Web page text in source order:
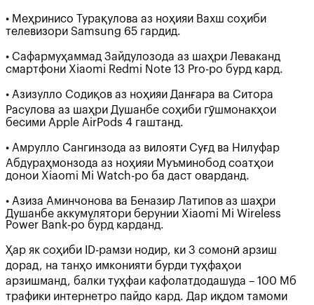
• Меҳринисо Турақулова аз ноҳияи Вахш соҳиби
телевизори Samsung 65 гардид.
• Сафармуҳаммад Зайдулозода аз шаҳри Леваканд
смартфони Xiaomi Redmi Note 13 Pro-ро бурд кард.
• Азизулло Содиқов аз ноҳияи Данғара ва Ситора
Расулова аз шаҳри Душанбе соҳиби гӯшмонакҳои
бесими Apple AirPods 4 гаштанд.
• Амрулло Сангинзода аз вилояти Суғд ва Нилуфар
Абдураҳмонзода аз ноҳияи Муъминобод соатҳои
донои Xiaomi Mi Watch-ро ба даст оварданд.
• Азиза Аминчонова ва Беназир Латипов аз шаҳри
Душанбе аккумулятори берунии Xiaomi Mi Wireless
Power Bank-ро бурд карданд.
Ҳар як соҳиби ID-рамзи нодир, ки 3 сомонӣ арзиш
дорад, на танҳо имконияти бурди туҳфаҳои
арзишманд, балки туҳфаи кафолатдодашуда – 100 Мб
трафики интернетро пайдо кард. Дар иқдом тамоми